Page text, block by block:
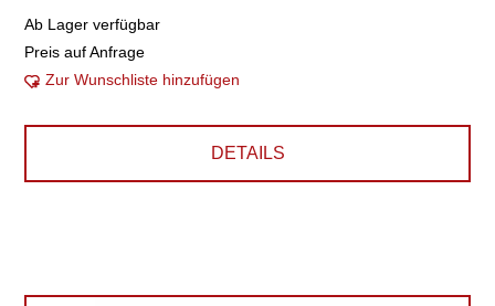
Ab Lager verfügbar
Preis auf Anfrage
Zur Wunschliste hinzufügen
DETAILS